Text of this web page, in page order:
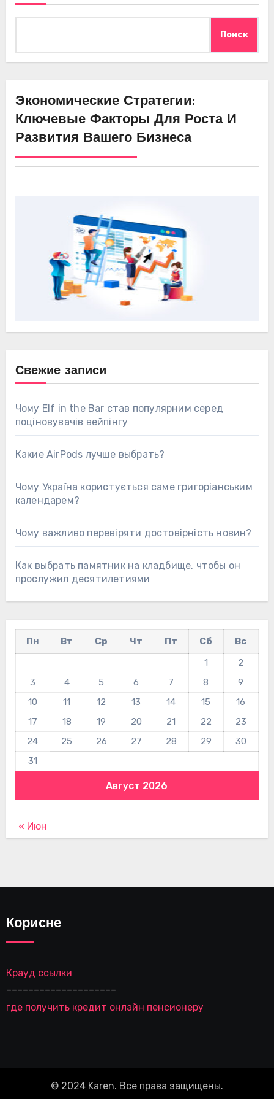
Поиск
Экономические Стратегии:
Ключевые Факторы Для Роста И
Развития Вашего Бизнеса
Свежие записи
Чому Elf in the Bar став популярним серед
поціновувачів вейпінгу
Какие AirPods лучше выбрать?
Чому Україна користується саме григоріанським
календарем?
Чому важливо перевіряти достовірність новин?
Как выбрать памятник на кладбище, чтобы он
прослужил десятилетиями
Август 2026
Пн Вт Ср Чт Пт Сб
Вс
1
2
3
4 5 6 7 8
9
10
11 12 13 14 15
16
17
18 19 20 21 22
23
24
25 26 27 28 29
30
31
« Июн
Корисне
Крауд ссылки
––––––––––––––––––––
где получить кредит онлайн пенсионеру
© 2024 Karen. Все права защищены.